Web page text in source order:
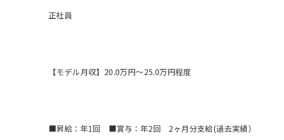
正社員
【モデル月収】20.0万円〜25.0万円程度
■昇給：年1回 ■賞与：年2回 2ヶ月分支給(過去実績）